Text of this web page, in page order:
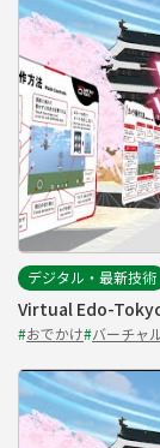
デジタル・最新技術
Virtual Edo-
#おでかけ#バーチャ